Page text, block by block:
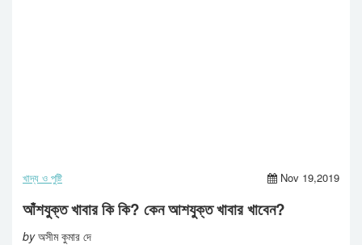
খাদ্য ও পুষ্টি Nov 19,2019
আঁশযুক্ত খাবার কি কি? কেন আশযুক্ত খাবার খাবেন?
byঅসীম কুমার দে